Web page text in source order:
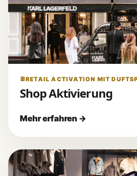
RETAIL ACTIVATION MIT
Shop Aktivierung